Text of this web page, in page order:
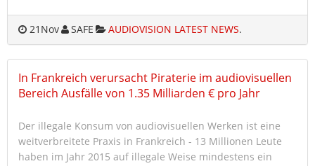
21 Nov SAFE AUDIOVISION LATEST NEWS.
In Frankreich verursacht Piraterie im audiovisuellen
Bereich Ausfälle von 1.35 Milliarden € pro Jahr
Der illegale Konsum von audiovisuellen Werken ist eine
weitverbreitete Praxis in Frankreich - 13 Millionen Leute
haben im Jahr 2015 auf illegale Weise mindestens ein